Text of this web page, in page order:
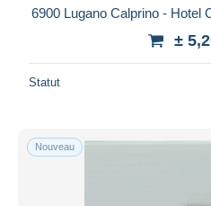
6900 Lugano Calprino - Hotel
±
Statut
Nouveau